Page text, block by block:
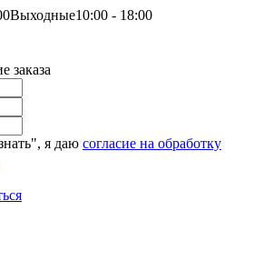
Выходные10:00 - 18:00
заказа
я даю согласие на обработку